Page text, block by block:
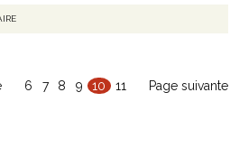
6 7 8 9 10 11 Page suivante